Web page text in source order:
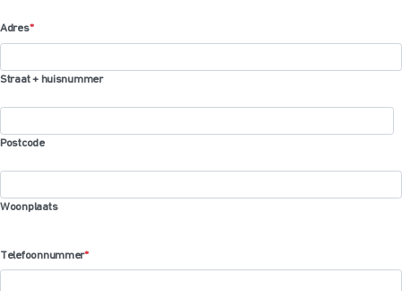
Adres*
Straat + huisnummer
Postcode
Woonplaats
Telefoonnummer*